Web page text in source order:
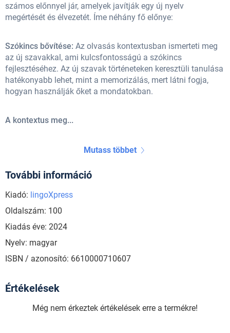
számos előnnyel jár, amelyek javítják egy új nyelv
megértését és élvezetét. Íme néhány fő előnye:
Szókincs bővítése: Az olvasás kontextusban ismerteti meg
az új szavakkal, ami kulcsfontosságú a szókincs
fejlesztéséhez. Az új szavak történeteken keresztüli tanulása
hatékonyabb lehet, mint a memorizálás, mert látni fogja,
hogyan használják őket a mondatokban.
A kontextus meg...
Mutass többet
További információ
Kiadó: lingoXpress
Oldalszám: 100
Kiadás éve: 2024
Nyelv: magyar
ISBN / azonosító: 6610000710607
Értékelések
Még nem érkeztek értékelések erre a termékre!